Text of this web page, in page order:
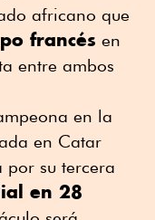
africano que
francés en
entre ambos
en la
en Catar
por su tercera
en 28